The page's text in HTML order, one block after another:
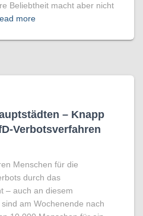
Beliebtheit macht aber nicht
more
– Knapp
Verbotsverfahren
Menschen für die
durch das
– auch an diesem
am Wochenende nach